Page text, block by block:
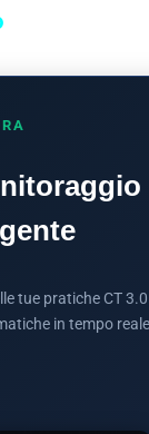
tue pratiche CT 3.0
in tempo